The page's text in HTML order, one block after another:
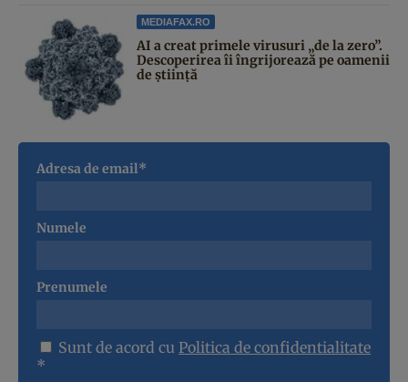
MEDIAFAX.RO
AI a creat primele virusuri „de la zero”.
Descoperirea îi îngrijorează pe oamenii
de știință
Adresa de email*
Numele
Prenumele
Sunt de acord cu Politica de confidentialitate
*